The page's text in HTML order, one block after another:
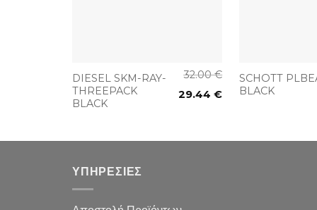
DIESEL SKM-RAY-
THREEPACK
BLACK
32.00€
29.44€
SCHOTT
BLACK
ΥΠΗΡΕΣΙΕΣ